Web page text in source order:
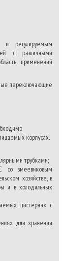
и регулируемым
с различными
применений
переключающие
корпусах.
трубками;
со змеевиковым
хозяйстве, в
и в холодильных
цистернах с
для хранения